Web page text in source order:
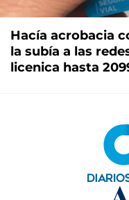
Hacía acrobacia
la subía a las
licenica hasta